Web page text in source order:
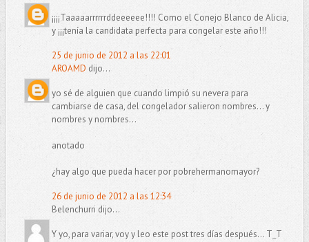
¡¡¡¡Taaaaarrrrrrddeeeeee!!!! Como el Conejo Blanco de Alicia,
y ¡¡¡tenía la candidata perfecta para congelar este año!!!
25 de junio de 2012 a las 22:01
AROAMD dijo...
yo sé de alguien que cuando limpió su nevera para
cambiarse de casa, del congelador salieron nombres... y
nombres y nombres...
anotado
¿hay algo que pueda hacer por pobrehermanomayor?
26 de junio de 2012 a las 12:34
Belenchurri dijo...
Y yo, para variar, voy y leo este post tres días después... T_T